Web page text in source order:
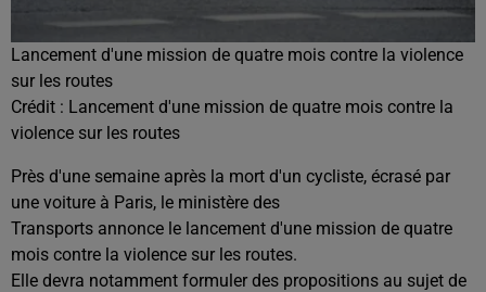
Lancement d'une mission de quatre mois contre la violence
sur les routes
Crédit : Lancement d'une mission de quatre mois contre la
violence sur les routes
Près d'une semaine après la mort d'un cycliste, écrasé par
une voiture à Paris, le ministère des
Transports annonce le lancement d'une mission de quatre
mois contre la violence sur les routes.
Elle devra notamment formuler des propositions au sujet de